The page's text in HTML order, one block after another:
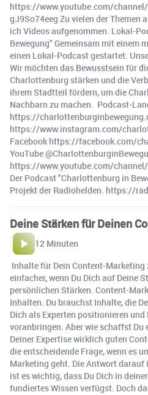
https://www.youtube.com/channel/
gJ9So74eeg Zu vielen der Themen
ich Videos aufgenommen. Lokal-
Bewegung" Gemeinsam mit einem
einen Lokal-Podcast gestartet.
Wir möchten das Bewusstsein für
Charlottenburg stärken und die
ihrem Stadtteil fördern, um die
Nachbarn zu machen. ️ Podcast-
https://
https://www.instagram.com/
Facebook https://facebook.com/
YouTube
https://www.youtube.com/
Der Podcast "Charlottenburg in
Projekt der Radiohelden. https://
Deine Stärken für Deinen
12 Minuten
Inhalte für Dein Content-Marketing
einfacher, wenn Du Dich auf Deine
persönlichen Stärken. Content-
Inhalten. Du brauchst Inhalte, die
Dich als Experten positionieren und
voranbringen. Aber wie schaffst Du
Deiner Expertise wirklich guten
die entscheidende Frage, wenn es
Marketing geht. Die Antwort
ist es wichtig, dass Du Dich in
fundiertes Wissen verfügst. Doch